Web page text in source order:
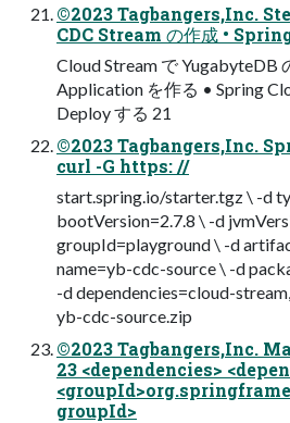
©2023 Tagbangers,Inc.
CDC Stream の作成 •
Cloud Stream で YugabyteDB
Application を作る • Spring
Deploy する 21
©2023 Tagbangers,Inc.
curl -G https: //
start.spring.io/starter.tgz \ -d
bootVersion=2.7.8 \ -d
groupId=playground \ -d
name=yb-cdc-source \ -d
-d dependencies=cloud-
yb-cdc-source.zip
©2023 Tagbangers,Inc.
23 <dependencies>
groupId>